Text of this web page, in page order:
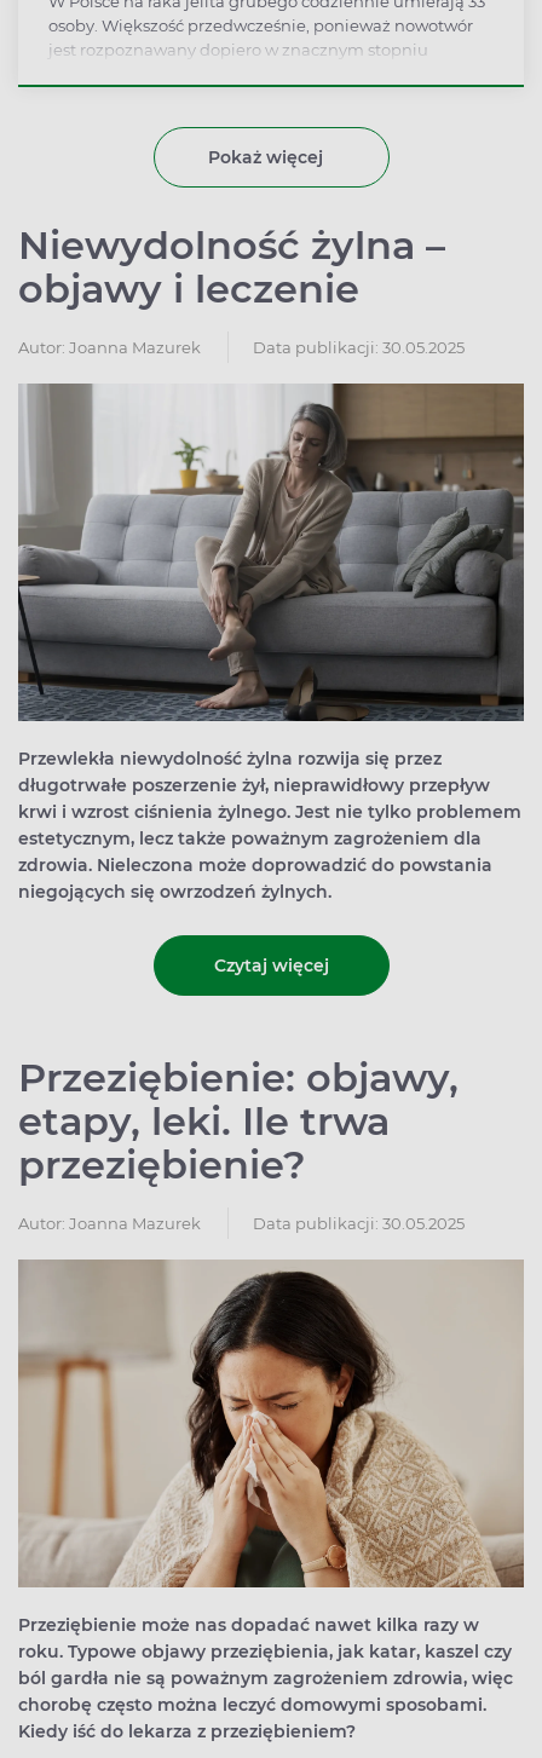
osoby. Większość przedwcześnie, ponieważ nowotwór
jest rozpoznawany dopiero w znacznym stopniu
nowotwór złośliwy w naszym kraju.
Pokaż więcej
Niewydolność żylna –
objawy i leczenie
Autor: Joanna Mazurek Data publikacji: 30.05.2025
Przewlekła niewydolność żylna rozwija się przez
długotrwałe poszerzenie żył, nieprawidłowy przepływ
krwi i wzrost ciśnienia żylnego. Jest nie tylko problemem
estetycznym, lecz także poważnym zagrożeniem dla
zdrowia. Nieleczona może doprowadzić do powstania
niegojących się owrzodzeń żylnych.
Czytaj więcej
Przeziębienie: objawy,
etapy, leki. Ile trwa
przeziębienie?
Autor: Joanna Mazurek Data publikacji: 30.05.2025
Przeziębienie może nas dopadać nawet kilka razy w
roku. Typowe objawy przeziębienia, jak katar, kaszel czy
ból gardła nie są poważnym zagrożeniem zdrowia, więc
chorobę często można leczyć domowymi sposobami.
Kiedy iść do lekarza z przeziębieniem?